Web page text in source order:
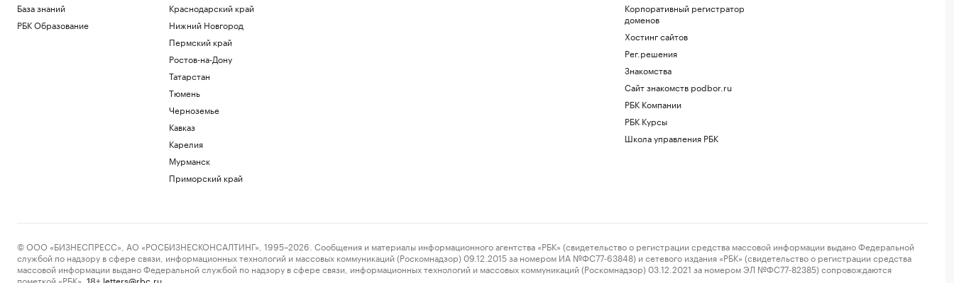
База знаний
РБК Образование
Краснодарский край
Нижний Новгород
Пермский край
Ростов-на-Дону
Татарстан
Тюмень
Черноземье
Кавказ
Карелия
Мурманск
Приморский край
Корпоративный регистратор
доменов
Хостинг сайтов
Рег.решения
Знакомства
Сайт знакомств podbor.ru
РБК Компании
РБК Курсы
Школа управления РБК
© ООО «БИЗНЕСПРЕСС», АО «РОСБИЗНЕСКОНСАЛТИНГ», 1995–2026. Сообщения и материалы информационного агентства «РБК» (свидетельство о регистрации средства массовой информации выдано Федеральной
службой по надзору в сфере связи, информационных технологий и массовых коммуникаций (Роскомнадзор) 09.12.2015 за номером ИА №ФС77-63848) и сетевого издания «РБК» (свидетельство о регистрации средства
массовой информации выдано Федеральной службой по надзору в сфере связи, информационных технологий и массовых коммуникаций (Роскомнадзор) 03.12.2021 за номером ЭЛ №ФС77-82385) сопровождаются
пометкой «РБК».
letters@rbc.ru